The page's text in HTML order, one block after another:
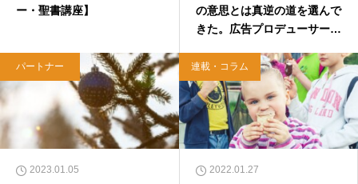
ー・聖書講座】
の意思とは真逆の道を選んで
きた。広告プロデューサー・
クラブ】
パートナー
2023.01.05
連載・コラム
2022.01.27